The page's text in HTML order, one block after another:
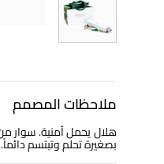
ملاحظات المصمم
هلال يحمل أُمنية. سوار
بصغيرة تحلم وتبتسم دائماً.